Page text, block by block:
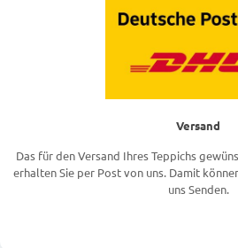
Versand
Das für den Versand Ihres Teppichs
erhalten Sie per Post von uns. Damit
uns Senden.